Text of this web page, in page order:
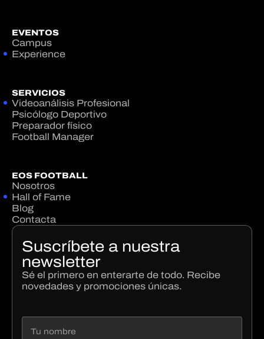
EVENTOS
Campus
Experience
SERVICIOS
Videoanálisis Profesional
Psicólogo Deportivo
Preparador físico
Football Manager
EOS FOOTBALL
Nosotros
Hall of Fame
Blog
Contacta
Suscríbete a nuestra
newsletter
Sé el primero en enterarte de todo. Recibe
novedades y promociones únicas.